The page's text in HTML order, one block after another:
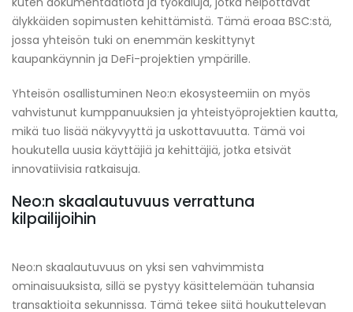
älykkäiden sopimusten kehittämistä. Tämä eroaa BSC:stä,
jossa yhteisön tuki on enemmän keskittynyt
kaupankäynnin ja DeFi-projektien ympärille.
Yhteisön osallistuminen Neo:n ekosysteemiin on myös
vahvistunut kumppanuuksien ja yhteistyöprojektien kautta,
mikä tuo lisää näkyvyyttä ja uskottavuutta. Tämä voi
houkutella uusia käyttäjiä ja kehittäjiä, jotka etsivät
innovatiivisia ratkaisuja.
Neo:n skaalautuvuus verrattuna
kilpailijoihin
Neo:n skaalautuvuus on yksi sen vahvimmista
ominaisuuksista, sillä se pystyy käsittelemään tuhansia
transaktioita sekunnissa. Tämä tekee siitä houkuttelevan